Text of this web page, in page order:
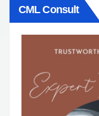
CML Consult